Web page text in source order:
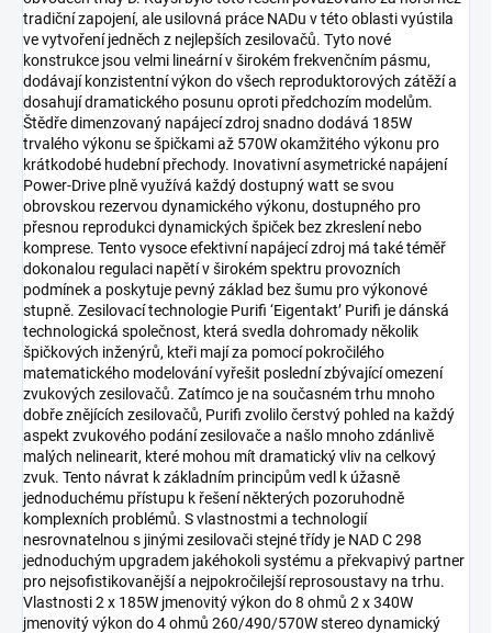
tradiční zapojení, ale usilovná práce NADu v této oblasti vyústila
ve vytvoření jedněch z nejlepších zesilovačů. Tyto nové
konstrukce jsou velmi lineární v širokém frekvenčním pásmu,
dodávají konzistentní výkon do všech reproduktorových zátěží a
dosahují dramatického posunu oproti předchozím modelům.
Štědře dimenzovaný napájecí zdroj snadno dodává 185W
trvalého výkonu se špičkami až 570W okamžitého výkonu pro
krátkodobé hudební přechody. Inovativní asymetrické napájení
Power-Drive plně využívá každý dostupný watt se svou
obrovskou rezervou dynamického výkonu, dostupného pro
přesnou reprodukci dynamických špiček bez zkreslení nebo
komprese. Tento vysoce efektivní napájecí zdroj má také téměř
dokonalou regulaci napětí v širokém spektru provozních
podmínek a poskytuje pevný základ bez šumu pro výkonové
stupně. Zesilovací technologie Purifi ‘Eigentakt’ Purifi je dánská
technologická společnost, která svedla dohromady několik
špičkových inženýrů, kteři mají za pomocí pokročilého
matematického modelování vyřešit poslední zbývající omezení
zvukových zesilovačů. Zatímco je na současném trhu mnoho
dobře znějících zesilovačů, Purifi zvolilo čerstvý pohled na každý
aspekt zvukového podání zesilovače a našlo mnoho zdánlivě
malých nelinearit, které mohou mít dramatický vliv na celkový
zvuk. Tento návrat k základním principům vedl k úžasně
jednoduchému přístupu k řešení některých pozoruhodně
komplexních problémů. S vlastnostmi a technologií
nesrovnatelnou s jinými zesilovači stejné třídy je NAD C 298
jednoduchým upgradem jakéhokoli systému a překvapivý partner
pro nejsofistikovanější a nejpokročilejší reprosoustavy na trhu.
Vlastnosti 2 x 185W jmenovitý výkon do 8 ohmů 2 x 340W
jmenovitý výkon do 4 ohmů 260/490/570W stereo dynamický